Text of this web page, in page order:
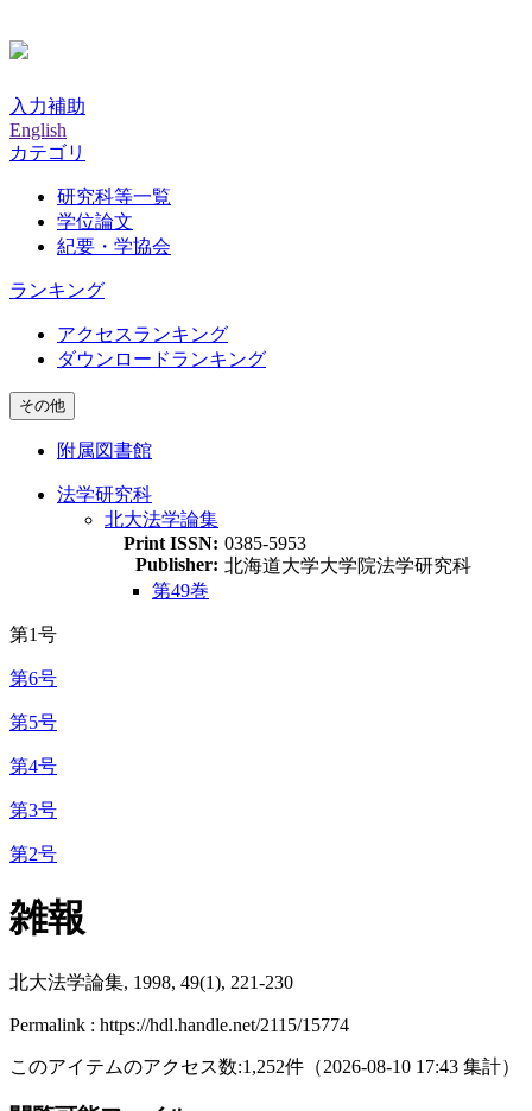
入力補助
English
カテゴリ
研究科等一覧
学位論文
紀要・学協会
ランキング
アクセスランキング
ダウンロードランキング
その他
附属図書館
法学研究科
北大法学論集
Print ISSN: 0385-5953
Publisher: 北海道大学大学院法学研究科
第49巻
第1号
第6号
第5号
第4号
第3号
第2号
雑報
北大法学論集, 1998, 49(1), 221-230
Permalink : https://hdl.handle.net/2115/15774
このアイテムのアクセス数:1,252件 （2026-08-10 17:43 集計）